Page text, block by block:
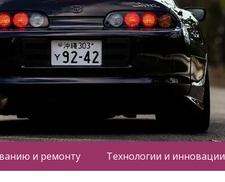
и ремонту Технологии и инновации